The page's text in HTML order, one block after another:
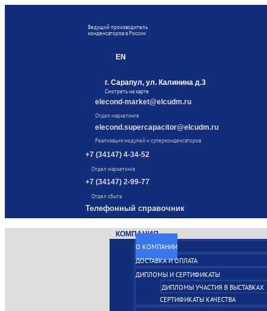
Ведущий производитель
конденсаторов в России
EN
г. Сарапул, ул. Калинина д.3
Смотреть на карте
elecond-market@elcudm.ru
Отдел маркетинга
elecond.supercapacitor@elcudm.ru
Реализация модулей и суперконденсаторов
+7 (34147) 4-34-52
Отдел маркетинга
+7 (34147) 2-99-77
Отдел сбыта
Телефонный справочник
КОМПАНИЯ
О КОМПАНИИ
ДОСТАВКА И ОПЛАТА
ДИПЛОМЫ И СЕРТИФИКАТЫ
ДИПЛОМЫ УЧАСТИЯ В ВЫСТАВКАХ
СЕРТИФИКАТЫ КАЧЕСТВА